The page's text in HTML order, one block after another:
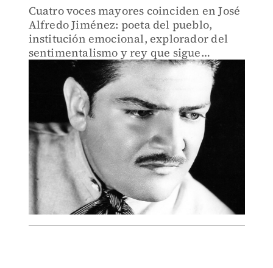
Cuatro voces mayores coinciden en José
Alfredo Jiménez: poeta del pueblo,
institución emocional, explorador del
sentimentalismo y rey que sigue
cantando en la memoria, el idioma y la
vida cotidiana de México.